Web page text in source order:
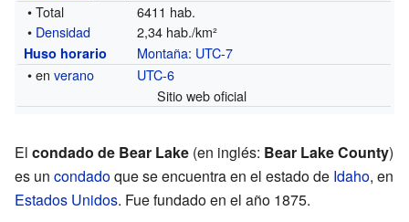
• Total
6411 hab.
• Densidad 2,34 hab./km²
Huso horario Montaña: UTC-7
• enverano
UTC-6
Sitio web oficial
El condado de Bear Lake (en inglés: Bear Lake County)
es un condadoque se encuentra en el estado de Idaho, en
Estados Unidos. Fue fundado en el año 1875.